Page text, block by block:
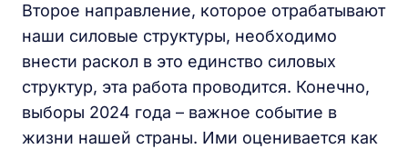
Второе направление, которое отрабатывают
наши силовые структуры, необходимо
внести раскол в это единство силовых
структур, эта работа проводится. Конечно,
выборы 2024 года – важное событие в
жизни нашей страны. Ими оценивается как